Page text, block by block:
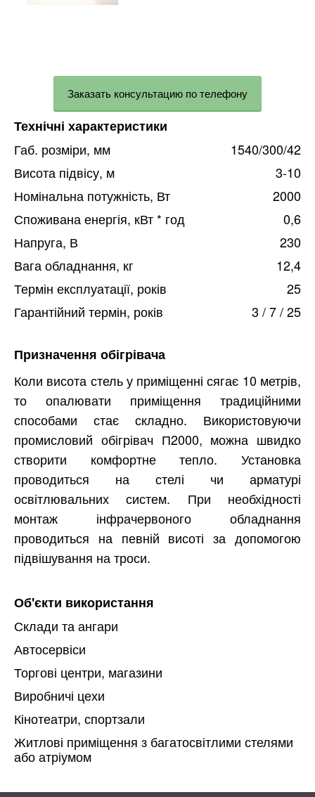
Заказать консультацию по телефону
Технічні характеристики
Габ. розміри, мм
1540/300/42
Висота підвісу, м
3-10
Номінальна потужність, Вт
2000
Споживана енергія, кВт * год
0,6
Напруга, В
230
Вага обладнання, кг
12,4
Термін експлуатації, років
25
Гарантійний термін, років
3 / 7 / 25
Призначення обігрівача
Коли висота стель у приміщенні сягає 10 метрів,
то опалювати приміщення традиційними
способами стає складно. Використовуючи
промисловий обігрівач П2000, можна швидко
створити комфортне тепло. Установка
проводиться на стелі чи арматурі
освітлювальних систем. При необхідності
монтаж інфрачервоного обладнання
проводиться на певній висоті за допомогою
підвішування на троси.
Об'єкти використання
Склади та ангари
Автосервіси
Торгові центри, магазини
Виробничі цехи
Кінотеатри, спортзали
Житлові приміщення з багатосвітлими стелями
або атріумом